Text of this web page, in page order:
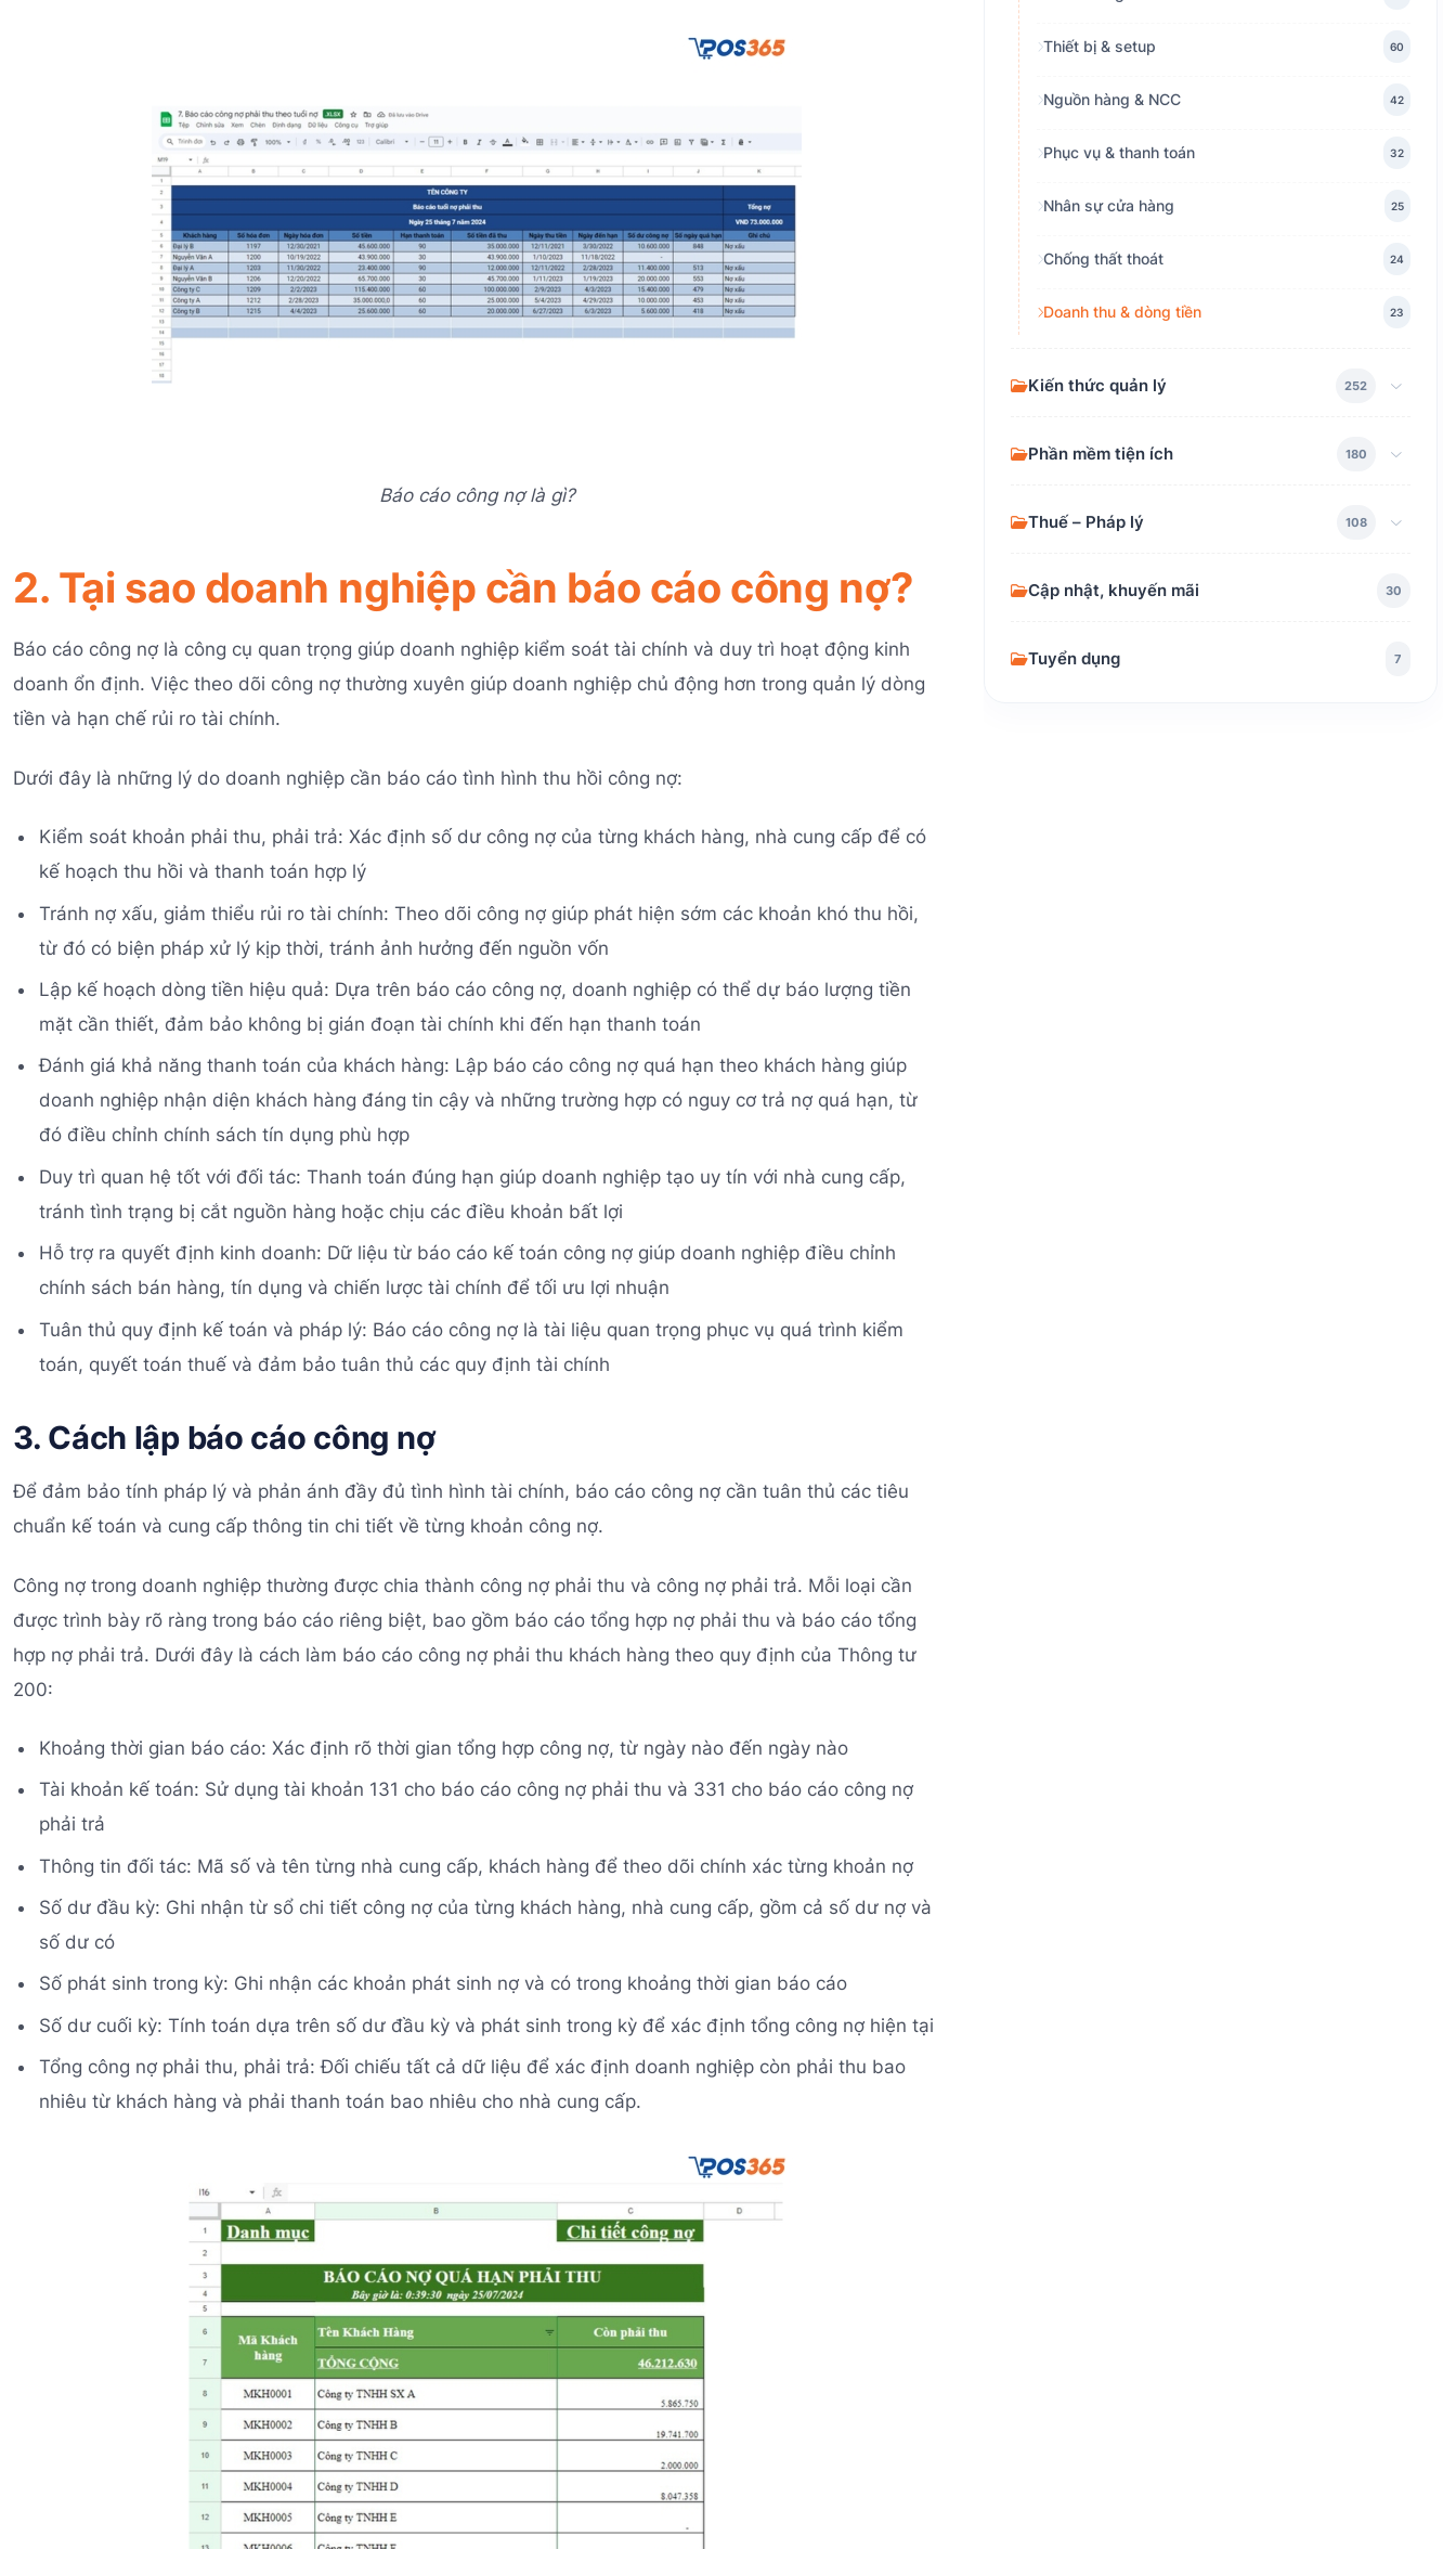
Báo cáo công nợ là gì?
2. Tại sao doanh nghiệp cần báo cáo công nợ?
Báo cáo công nợ là công cụ quan trọng giúp doanh nghiệp kiểm soát tài chính và duy trì hoạt động kinh
doanh ổn định. Việc theo dõi công nợ thường xuyên giúp doanh nghiệp chủ động hơn trong quản lý dòng
tiền và hạn chế rủi ro tài chính.
Dưới đây là những lý do doanh nghiệp cần báo cáo tình hình thu hồi công nợ:
Kiểm soát khoản phải thu, phải trả: Xác định số dư công nợ của từng khách hàng, nhà cung cấp để có
kế hoạch thu hồi và thanh toán hợp lý
Tránh nợ xấu, giảm thiểu rủi ro tài chính: Theo dõi công nợ giúp phát hiện sớm các khoản khó thu hồi,
từ đó có biện pháp xử lý kịp thời, tránh ảnh hưởng đến nguồn vốn
Lập kế hoạch dòng tiền hiệu quả: Dựa trên báo cáo công nợ, doanh nghiệp có thể dự báo lượng tiền
mặt cần thiết, đảm bảo không bị gián đoạn tài chính khi đến hạn thanh toán
Đánh giá khả năng thanh toán của khách hàng: Lập báo cáo công nợ quá hạn theo khách hàng giúp
doanh nghiệp nhận diện khách hàng đáng tin cậy và những trường hợp có nguy cơ trả nợ quá hạn, từ
đó điều chỉnh chính sách tín dụng phù hợp
Duy trì quan hệ tốt với đối tác: Thanh toán đúng hạn giúp doanh nghiệp tạo uy tín với nhà cung cấp,
tránh tình trạng bị cắt nguồn hàng hoặc chịu các điều khoản bất lợi
Hỗ trợ ra quyết định kinh doanh: Dữ liệu từ báo cáo kế toán công nợ giúp doanh nghiệp điều chỉnh
chính sách bán hàng, tín dụng và chiến lược tài chính để tối ưu lợi nhuận
Tuân thủ quy định kế toán và pháp lý: Báo cáo công nợ là tài liệu quan trọng phục vụ quá trình kiểm
toán, quyết toán thuế và đảm bảo tuân thủ các quy định tài chính
3. Cách lập báo cáo công nợ
Để đảm bảo tính pháp lý và phản ánh đầy đủ tình hình tài chính, báo cáo công nợ cần tuân thủ các tiêu
chuẩn kế toán và cung cấp thông tin chi tiết về từng khoản công nợ.
Công nợ trong doanh nghiệp thường được chia thành công nợ phải thu và công nợ phải trả. Mỗi loại cần
được trình bày rõ ràng trong báo cáo riêng biệt, bao gồm báo cáo tổng hợp nợ phải thu và báo cáo tổng
hợp nợ phải trả. Dưới đây là cách làm báo cáo công nợ phải thu khách hàng theo quy định của Thông tư
200:
Khoảng thời gian báo cáo: Xác định rõ thời gian tổng hợp công nợ, từ ngày nào đến ngày nào
Tài khoản kế toán: Sử dụng tài khoản 131 cho báo cáo công nợ phải thu và 331 cho báo cáo công nợ
phải trả
Thông tin đối tác: Mã số và tên từng nhà cung cấp, khách hàng để theo dõi chính xác từng khoản nợ
Số dư đầu kỳ: Ghi nhận từ sổ chi tiết công nợ của từng khách hàng, nhà cung cấp, gồm cả số dư nợ và
số dư có
Số phát sinh trong kỳ: Ghi nhận các khoản phát sinh nợ và có trong khoảng thời gian báo cáo
Số dư cuối kỳ: Tính toán dựa trên số dư đầu kỳ và phát sinh trong kỳ để xác định tổng công nợ hiện tại
Tổng công nợ phải thu, phải trả: Đối chiếu tất cả dữ liệu để xác định doanh nghiệp còn phải thu bao
nhiêu từ khách hàng và phải thanh toán bao nhiêu cho nhà cung cấp.
Thiết bị & setup 60
Nguồn hàng & NCC 42
Phục vụ & thanh toán 32
Nhân sự cửa hàng 25
Chống thất thoát 24
Doanh thu & dòng tiền 23
Kiến thức quản lý 252
Phần mềm tiện ích 180
Thuế – Pháp lý 108
Cập nhật, khuyến mãi 30
Tuyển dụng 7